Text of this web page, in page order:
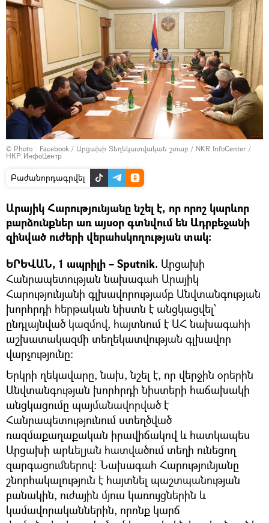
© Photo : Facebook / Արցախի Տեղեկատվական շտաբ / NKR InfoCenter /
НКР ИнфоЦентр
Բաժանորդագրվել
Արայիկ Հարությունյանը նշել է, որ որոշ կարևոր
բարձունքներ առ այսօր գտնվում են Ադրբեջանի
զինված ուժերի վերահսկողության տակ:
ԵՐԵՎԱՆ, 1 ապրիլի – Sputnik. Արցախի
Հանրապետության նախագահ Արայիկ
Հարությունյանի գլխավորությամբ Անվտանգության
խորհրդի հերթական նիստն է անցկացվել՝
ընդլայնված կազմով, հայտնում է ԱՀ նախագահի
աշխատակազմի տեղեկատվության գլխավոր
վարչությունը:
Երկրի ղեկավարը, նախ, նշել է, որ վերջին օրերին
Անվտանգության խորհրդի նիստերի հաճախակի
անցկացումը պայմանավորված է
Հանրապետությունում ստեղծված
ռազմաքաղաքական իրավիճակով և հատկապես
Արցախի արևելյան հատվածում տեղի ունեցող
զարգացումներով: Նախագահ Հարությունյանը
շնորհակալություն է հայտնել պաշտպանության
բանակին, ուժային մյուս կառույցներին և
կամավորականներին, որոնք կարճ